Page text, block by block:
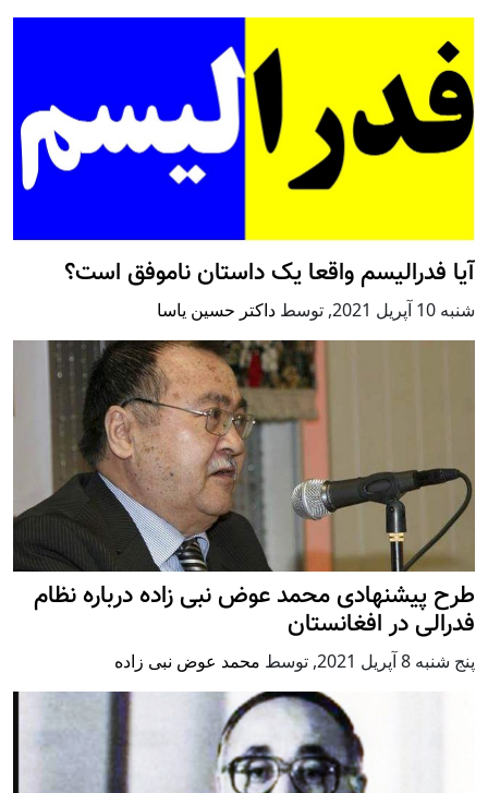
آیا فدرالیسم واقعا یک داستان ناموفق است؟
شنبه 10 آپریل 2021 , توسط داکتر حسین یاسا
طرح پیشنهادی محمد عوض نبی زاده درباره نظام
فدرالی در افغانستان
پنج شنبه 8 آپریل 2021 , توسط محمد عوض نبی زاده